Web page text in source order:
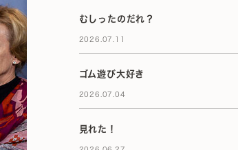
むしったのだれ？
2026.07.11
ゴム遊び大好き
2026.07.04
見れた！